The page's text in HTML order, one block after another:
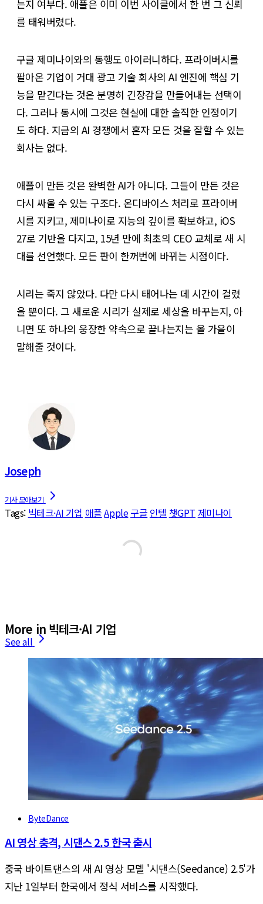
는지 여부다. 애플은 이미 이번 사이클에서 한 번 그 신뢰
를 태워버렸다.
구글 제미나이와의 동행도 아이러니하다. 프라이버시를
팔아온 기업이 거대 광고 기술 회사의 AI 엔진에 핵심 기
능을 맡긴다는 것은 분명히 긴장감을 만들어내는 선택이
다. 그러나 동시에 그것은 현실에 대한 솔직한 인정이기
도 하다. 지금의 AI 경쟁에서 혼자 모든 것을 잘할 수 있는
회사는 없다.
애플이 만든 것은 완벽한 AI가 아니다. 그들이 만든 것은
다시 싸울 수 있는 구조다. 온디바이스 처리로 프라이버
시를 지키고, 제미나이로 지능의 깊이를 확보하고, iOS
27로 기반을 다지고, 15년 만에 최초의 CEO 교체로 새 시
대를 선언했다. 모든 판이 한꺼번에 바뀌는 시점이다.
시리는 죽지 않았다. 다만 다시 태어나는 데 시간이 걸렸
을 뿐이다. 그 새로운 시리가 실제로 세상을 바꾸는지, 아
니면 또 하나의 웅장한 약속으로 끝나는지는 올 가을이
말해줄 것이다.
Joseph
Tags: 빅테크·AI 기업 애플Apple구글 인텔 챗GPT 제미나이
More in 빅테크·AI 기업
See all
ByteDance
AI 영상 충격, 시댄스 2.5 한국 출시
중국 바이트댄스의 새 AI 영상 모델 '시댄스(Seedance) 2.5'가
지난 1일부터 한국에서 정식 서비스를 시작했다.